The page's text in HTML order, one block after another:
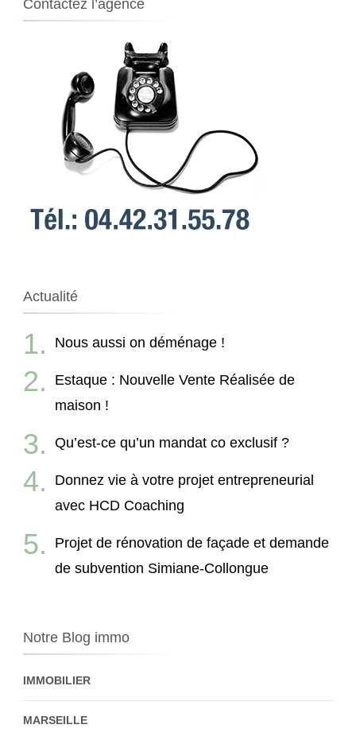
Contactez l’agence
Actualité
Nous aussi on déménage !
Estaque : Nouvelle Vente Réalisée de
maison !
Qu’est-ce qu’un mandat co exclusif ?
Donnez vie à votre projet entrepreneurial
avec HCD Coaching
Projet de rénovation de façade et demande
de subvention Simiane-Collongue
Notre Blog immo
IMMOBILIER
MARSEILLE